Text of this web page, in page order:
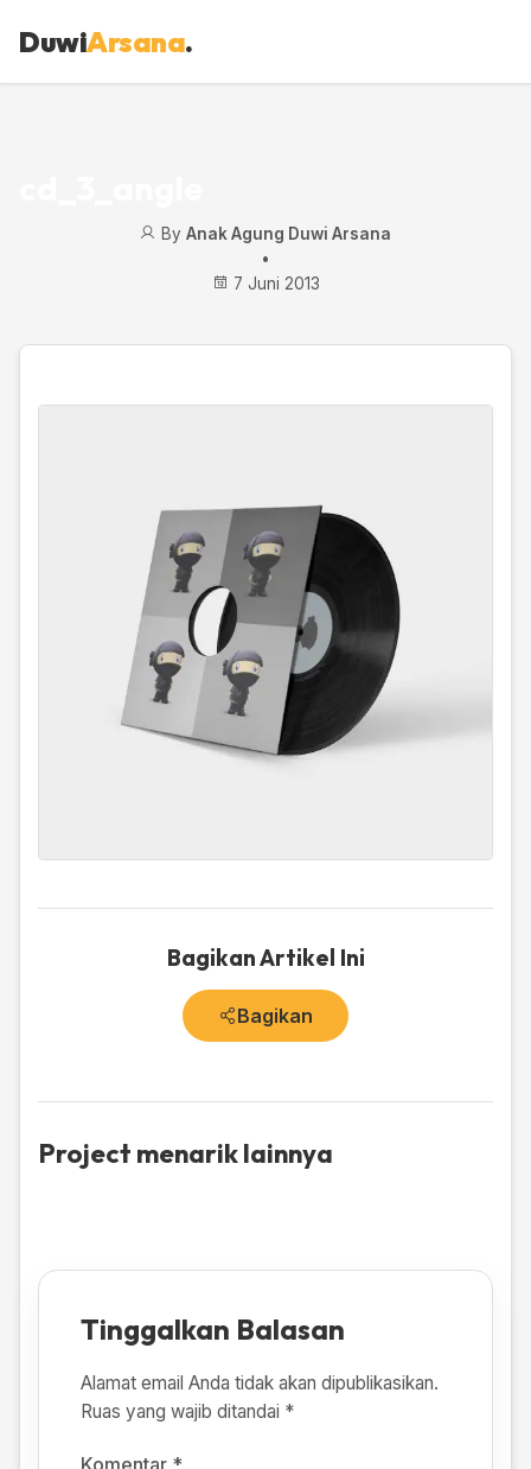
DuwiArsana.
By Anak Agung Duwi Arsana
•
7 Juni 2013
Bagikan Artikel Ini
Bagikan
Project menarik lainnya
Tinggalkan Balasan
Alamat email Anda tidak akan dipublikasikan.
Ruas yang wajib ditandai *
Komentar *